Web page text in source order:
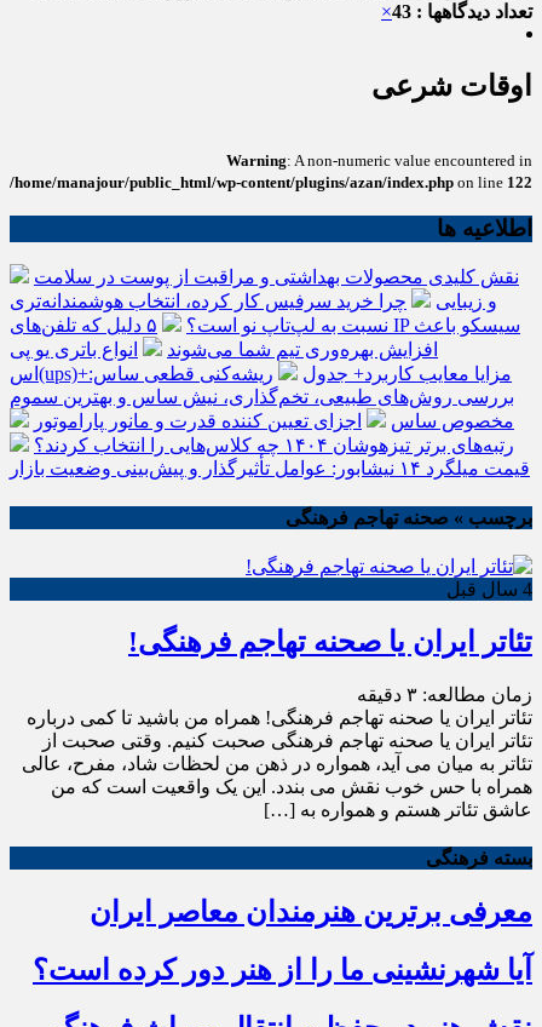
تعداد دیدگاهها : 43
×
اوقات شرعی
Warning: A non-numeric value encountered in
/home/manajour/public_html/wp-content/plugins/azan/index.php on line 122
اطلاعیه ها
نقش کلیدی محصولات بهداشتی و مراقبت از پوست در سلامت
و زیبایی
چرا خرید سرفیس کار کرده، انتخاب هوشمندانه‌تری
نسبت به لپ‌تاپ نو است؟
۵ دلیل که تلفن‌های IP سیسکو باعث
افزایش بهره‌وری تیم شما می‌شوند
انواع باتری یو پی
اس(ups)+مزایا معایب کاربرد+ جدول
ریشه‌کنی قطعی ساس:
بررسی روش‌های طبیعی، تخم‌گذاری، نیش ساس و بهترین سموم
مخصوص ساس
اجزای تعیین کننده قدرت و مانور پاراموتور
رتبه‌های برتر تیزهوشان ۱۴۰۴ چه کلاس‌هایی را انتخاب کردند؟
قیمت میلگرد ۱۴ نیشابور: عوامل تأثیرگذار و پیش‌بینی وضعیت بازار
برچسب » صحنه تهاجم فرهنگی
4 سال قبل
تئاتر ایران یا صحنه تهاجم فرهنگی!
زمان مطالعه: ۳ دقیقه
تئاتر ایران یا صحنه تهاجم فرهنگی! همراه من باشید تا کمی درباره
تئاتر ایران یا صحنه تهاجم فرهنگی صحبت کنیم. وقتی صحبت از
تئاتر به میان می آید، همواره در ذهن من لحظات شاد، مفرح، عالی
همراه با حس خوب نقش می بندد. این یک واقعیت است که من
عاشق تئاتر هستم و همواره به […]
بسته فرهنگی
معرفی برترین هنرمندان معاصر ایران
آیا شهرنشینی ما را از هنر دور کرده است؟